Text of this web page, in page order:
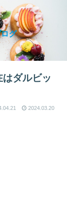
グ
ダルビッ
2024.03.20